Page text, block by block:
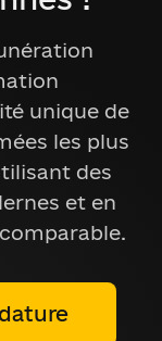
unique de
les plus
des
et en